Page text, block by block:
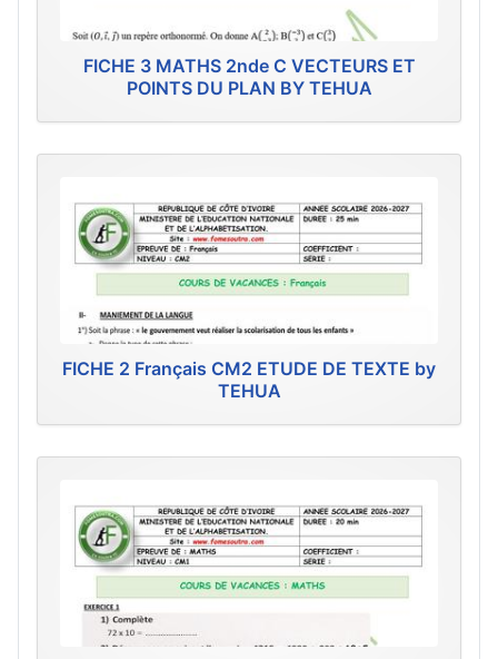
FICHE 3 MATHS 2nde C VECTEURS ET
POINTS DU PLAN BY TEHUA
FICHE 2 Français CM2 ETUDE DE TEXTE by
TEHUA